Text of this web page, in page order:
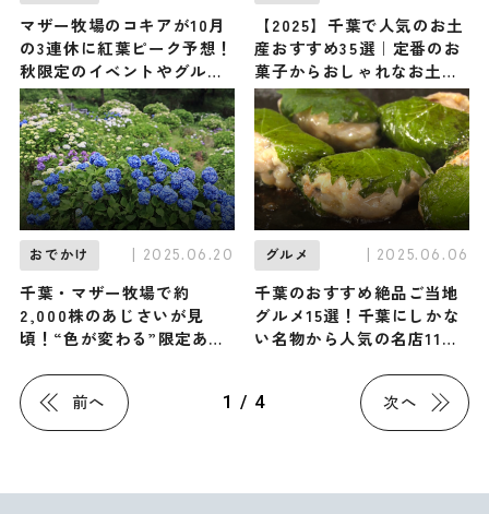
マザー牧場のコキアが10月
の3連休に紅葉ピーク予想！
秋限定のイベントやグルメ
も登場します｜千葉県富津
市
【2025】千葉で人気のお土
産おすすめ35選｜定番のお
菓子からおしゃれなお土
産・雑貨まで幅広く紹介
おでかけ | 2025.06.20
千葉・マザー牧場で約
2,000株のあじさいが見
頃！“色が変わる”限定あじ
グルメ | 2025.06.06
千葉のおすすめ絶品ご当地
グルメ15選！千葉にしかな
い名物から人気の名店11選
前へ 1 / 4 次へ